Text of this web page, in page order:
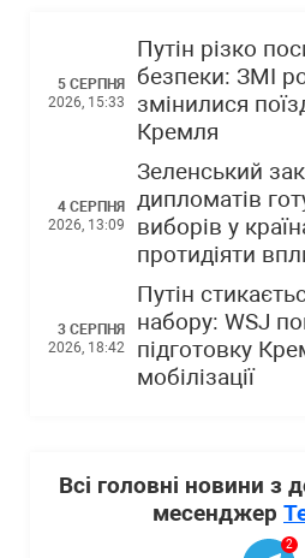
5 СЕРПНЯ
2026, 15:33
Путін різко
безпеки: ЗМІ
змінилися
Кремля
4 СЕРПНЯ
2026, 13:09
Зеленський
дипломатів
виборів у
протидіяти
3 СЕРПНЯ
2026, 18:42
Путін
набору: WSJ
підготовку
мобілізації
Всі головні новини з
месенджер
2